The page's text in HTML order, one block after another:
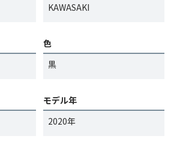
KAWASAKI
色
黒
モデル年
2020年